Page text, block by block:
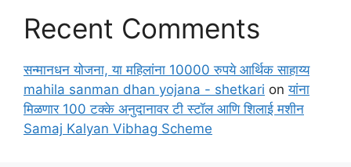
Recent Comments
सन्मानधन योजना, या महिलांना 10000 रुपये आर्थिक साहाय्य
mahila sanman dhan yojana - shetkari onयांना
मिळणार 100 टक्के अनुदानावर टी स्टॉल आणि शिलाई मशीन
Samaj Kalyan Vibhag Scheme